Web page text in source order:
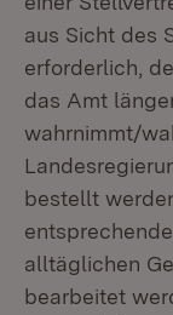
aus Sicht des
erforderlich,
das Amt
wahrnimmt/
bestellt
alltäglichen
bearbeitet